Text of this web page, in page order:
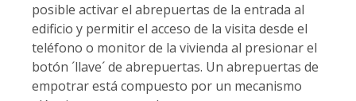
posible activar el abrepuertas de la entrada al
edificio y permitir el acceso de la visita desde el
teléfono o monitor de la vivienda al presionar el
botón ´llave´ de abrepuertas. Un abrepuertas de
empotrar está compuesto por un mecanismo